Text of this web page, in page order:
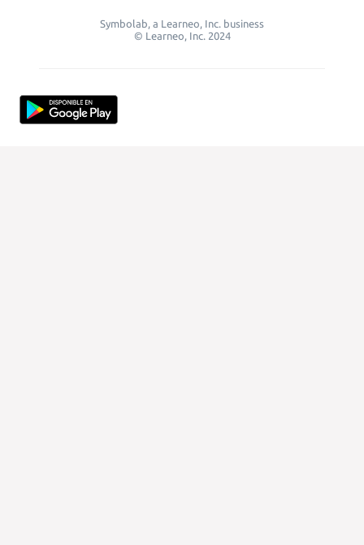
Symbolab, a Learneo, Inc. business
© Learneo, Inc. 2024